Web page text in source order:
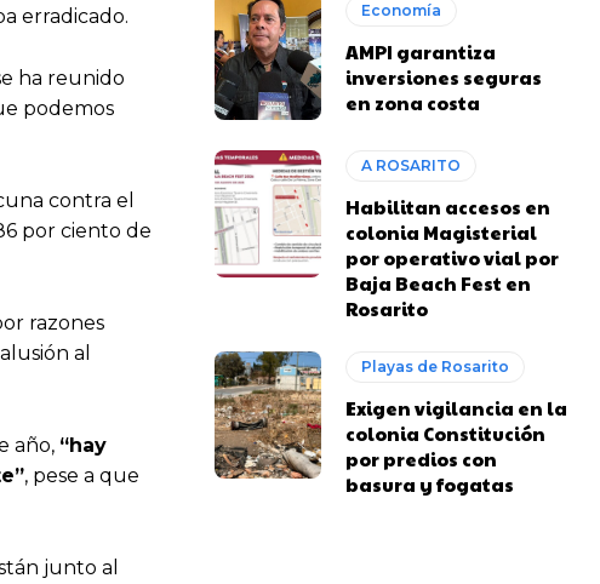
erradicado.
ha reunido
podemos
contra el
por ciento de
razones
al
año, “hay
, pese a que
junto al
Economía
AMPI garantiza
inversiones seguras
en zona costa
A ROSARITO
Habilitan accesos en
colonia Magisterial
por operativo vial por
Baja Beach Fest en
Rosarito
Playas de Rosarito
Exigen vigilancia en la
colonia Constitución
por predios con
basura y fogatas